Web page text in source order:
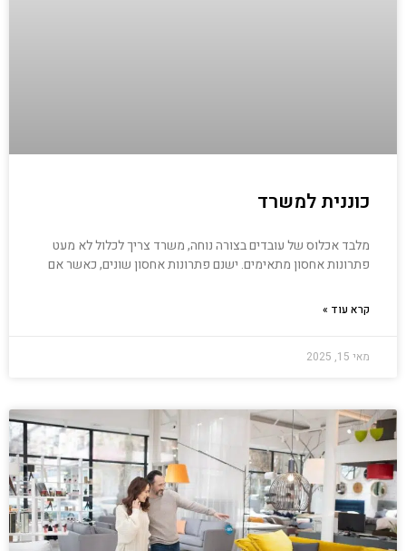
כוננית למשרד
מלבד אכלוס של עובדים בצורה נוחה, משרד צריך לכלול לא מעט
פתרונות אחסון מתאימים. ישנם פתרונות אחסון שונים, כאשר אם
קרא עוד »
מאי 15, 2025